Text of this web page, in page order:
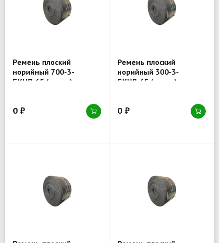
Ремень плоский
норийный 700-3-
БКНЛ-65 (товар)
0 ₽
Ремень плоский
норийный 300-3-
БКНЛ-65 (товар)
0 ₽